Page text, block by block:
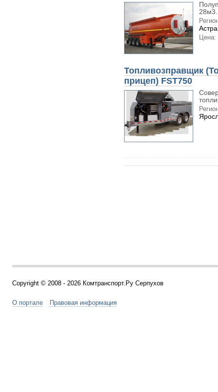
28м3.
Цена:
Топливозправщик
прицеп) FST750
Copyright © 2008 - 2026 Комтранспорт.Ру Серпухов
О портале Правовая информация